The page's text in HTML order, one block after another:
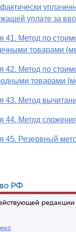
РФ
редакции
уплате за
41. Метод по
товарами
42. Метод по
товарами
43. Метод
44. Метод
45. Резервный